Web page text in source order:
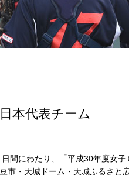
本代表チーム
間にわたり、「平成30年度女子
市・天城ドーム・天城ふるさと